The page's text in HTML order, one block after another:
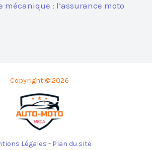
mécanique : l’assurance moto
Copyright © 2026
Légales - Plan du site